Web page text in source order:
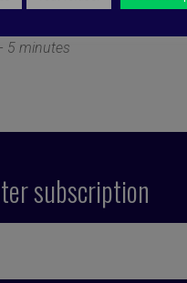
5 minutes
subscription